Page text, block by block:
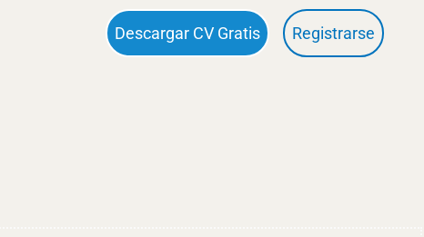
Descargar CV Gratis Registrarse